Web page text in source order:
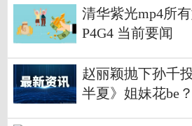
清华紫光mp4所
P4G4 当前要闻
赵丽颖抛下孙千
半夏》姐妹花be？